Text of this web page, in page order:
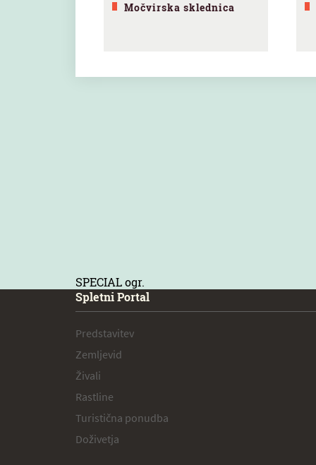
Močvirska sklednica
SPECIAL ogr.
Spletni Portal
Predstavitev
Zemljevid
Živali
Rastline
Turistična ponudba
Doživetja